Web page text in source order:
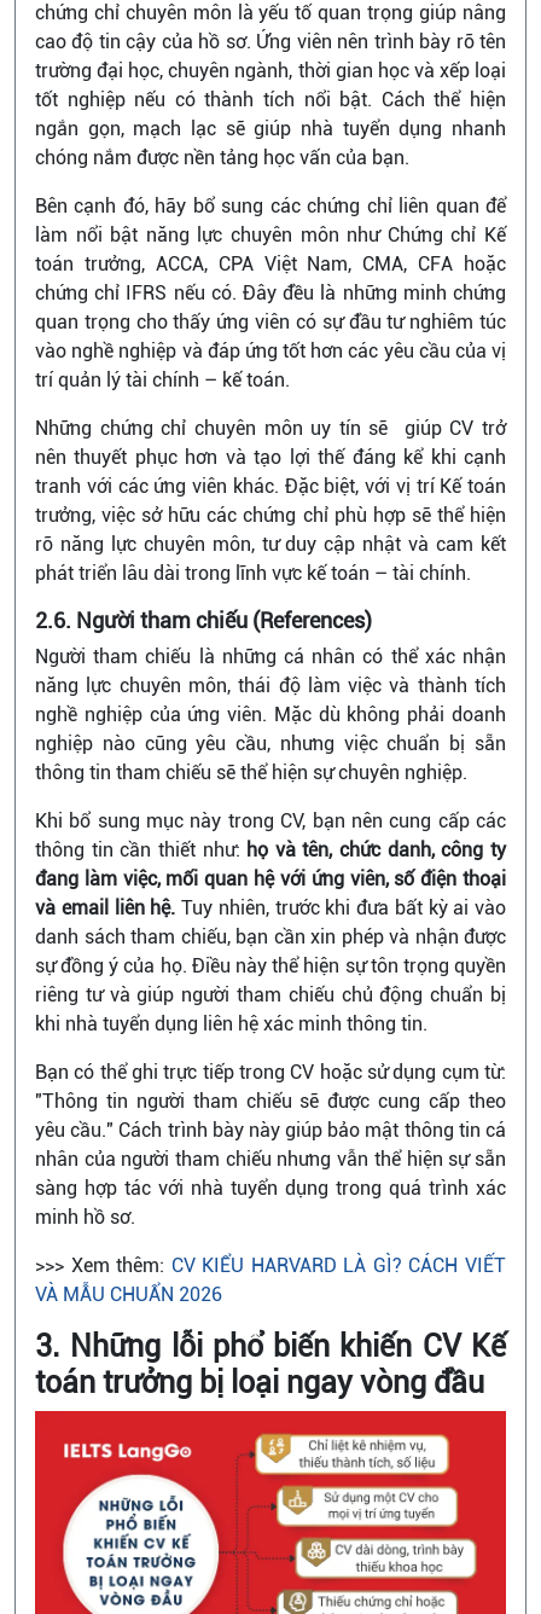
chứng chỉ chuyên môn là yếu tố quan trọng giúp nâng
cao độ tin cậy của hồ sơ. Ứng viên nên trình bày rõ tên
trường đại học, chuyên ngành, thời gian học và xếp loại
tốt nghiệp nếu có thành tích nổi bật. Cách thể hiện
ngắn gọn, mạch lạc sẽ giúp nhà tuyển dụng nhanh
chóng nắm được nền tảng học vấn của bạn.
Bên cạnh đó, hãy bổ sung các chứng chỉ liên quan để
làm nổi bật năng lực chuyên môn như Chứng chỉ Kế
toán trưởng, ACCA, CPA Việt Nam, CMA, CFA hoặc
chứng chỉ IFRS nếu có. Đây đều là những minh chứng
quan trọng cho thấy ứng viên có sự đầu tư nghiêm túc
vào nghề nghiệp và đáp ứng tốt hơn các yêu cầu của vị
trí quản lý tài chính – kế toán.
Những chứng chỉ chuyên môn uy tín sẽ giúp CV trở
nên thuyết phục hơn và tạo lợi thế đáng kể khi cạnh
tranh với các ứng viên khác. Đặc biệt, với vị trí Kế toán
trưởng, việc sở hữu các chứng chỉ phù hợp sẽ thể hiện
rõ năng lực chuyên môn, tư duy cập nhật và cam kết
phát triển lâu dài trong lĩnh vực kế toán – tài chính.
2.6. Người tham chiếu (References)
Người tham chiếu là những cá nhân có thể xác nhận
năng lực chuyên môn, thái độ làm việc và thành tích
nghề nghiệp của ứng viên. Mặc dù không phải doanh
nghiệp nào cũng yêu cầu, nhưng việc chuẩn bị sẵn
thông tin tham chiếu sẽ thể hiện sự chuyên nghiệp.
Khi bổ sung mục này trong CV, bạn nên cung cấp các
thông tin cần thiết như: họ và tên, chức danh, công ty
đang làm việc, mối quan hệ với ứng viên, số điện thoại
và email liên hệ. Tuy nhiên, trước khi đưa bất kỳ ai vào
danh sách tham chiếu, bạn cần xin phép và nhận được
sự đồng ý của họ. Điều này thể hiện sự tôn trọng quyền
riêng tư và giúp người tham chiếu chủ động chuẩn bị
khi nhà tuyển dụng liên hệ xác minh thông tin.
Bạn có thể ghi trực tiếp trong CV hoặc sử dụng cụm từ:
"Thông tin người tham chiếu sẽ được cung cấp theo
yêu cầu." Cách trình bày này giúp bảo mật thông tin cá
nhân của người tham chiếu nhưng vẫn thể hiện sự sẵn
sàng hợp tác với nhà tuyển dụng trong quá trình xác
minh hồ sơ.
>>> Xem thêm: CV KIỂU HARVARD LÀ GÌ? CÁCH VIẾT
VÀ MẪU CHUẨN 2026
3. Những lỗi phổ biến khiến CV Kế
toán trưởng bị loại ngay vòng đầu